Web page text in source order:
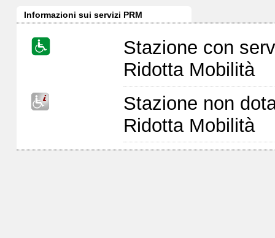
Informazioni sui servizi PRM
Stazione con
Ridotta Mobilità
Stazione non
Ridotta Mobilità